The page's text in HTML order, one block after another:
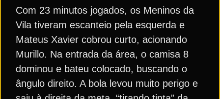
Com 23 minutos jogados, os Meninos da
Vila tiveram escanteio pela esquerda e
Mateus Xavier cobrou curto, acionando
Murillo. Na entrada da área, o camisa 8
dominou e bateu colocado, buscando o
ângulo direito. A bola levou muito perigo e